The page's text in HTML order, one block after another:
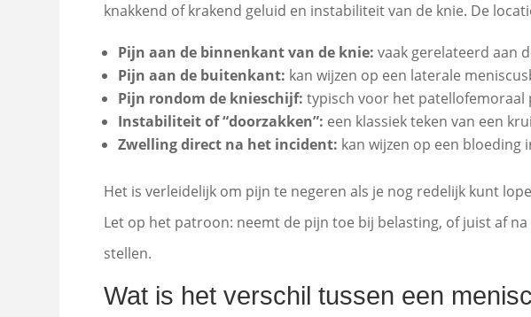
knakkend of krakend geluid en instabiliteit van de knie. De
Pijn aan de binnenkant van de knie: vaak gerelateerd aan
Pijn aan de buitenkant: kan wijzen op een laterale
Pijn rondom de knieschijf: typisch voor het
Instabiliteit of “doorzakken”: een klassiek teken van een
Zwelling direct na het incident: kan wijzen op een
Het is verleidelijk om pijn te negeren als je nog redelijk kunt
Let op het patroon: neemt de pijn toe bij belasting, of juist af
stellen.
Wat is het verschil tussen een